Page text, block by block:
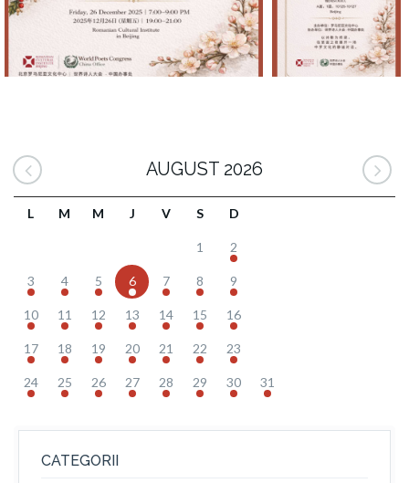
AUGUST 2026
L M M J V S D
1 2
3 4 5 6 7 8 9
10 11 12 13 14 15 16
17 18 19 20 21 22 23
24 25 26 27 28 29 30 31
CATEGORII